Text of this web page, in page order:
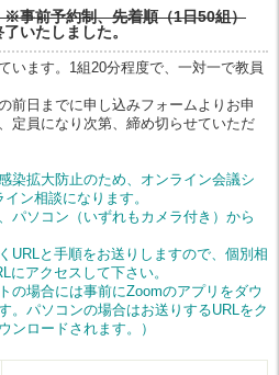
※事前予約制、先着順（1日50組）
いたしました。
います。1組20分程度で、一対一で教員
前日までに申し込みフォームよりお申
定員になり次第、締め切らせていただ
染拡大防止のため、オンライン会議シ
ン相談になります。
パソコン（いずれもカメラ付き）から
URLと手順をお送りしますので、個別相
にアクセスして下さい。
の場合には事前にZoomのアプリをダウ
。パソコンの場合はお送りするURLをク
ンロードされます。）